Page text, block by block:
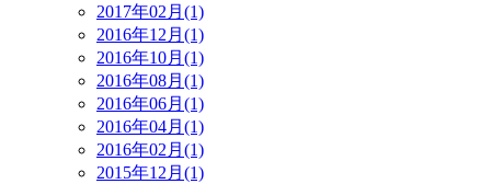
2017年02月(1)
2016年12月(1)
2016年10月(1)
2016年08月(1)
2016年06月(1)
2016年04月(1)
2016年02月(1)
2015年12月(1)